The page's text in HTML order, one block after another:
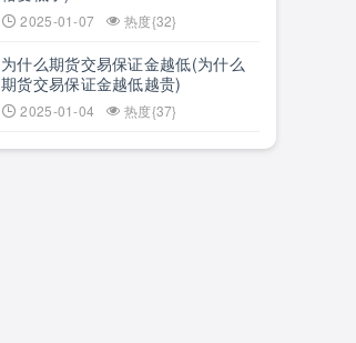
2025-01-07 热度{32}
为什么期货交易保证金越低(为什么
期货交易保证金越低越贵)
2025-01-04 热度{37}